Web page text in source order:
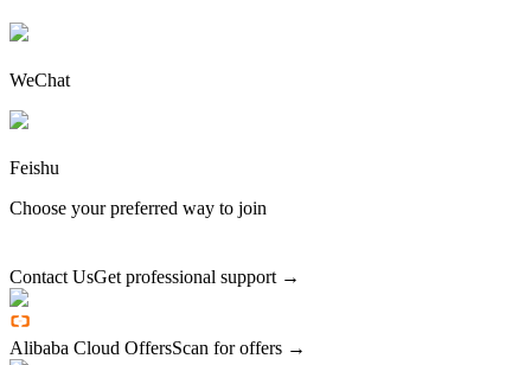
WeChat
Feishu
Choose your preferred way to join
Contact UsGet professional support →
Alibaba Cloud OffersScan for offers →